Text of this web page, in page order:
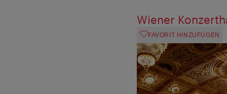
Wiener
FAVORIT HINZUFÜGEN